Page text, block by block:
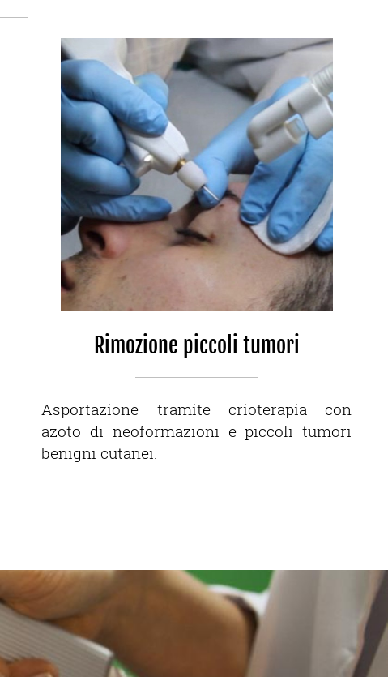
Rimozione piccoli tumori
Asportazione tramite crioterapia con
azoto di neoformazioni e piccoli tumori
benigni cutanei.